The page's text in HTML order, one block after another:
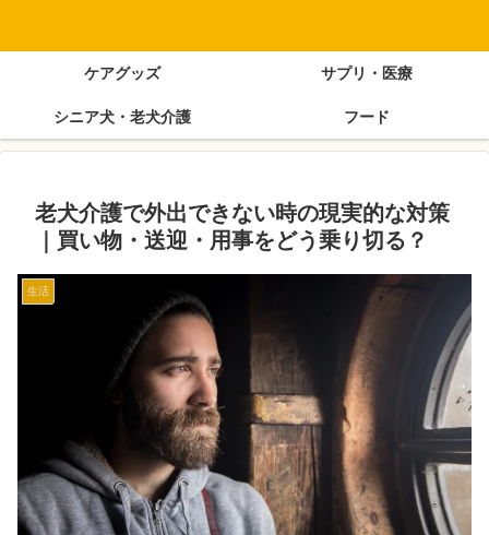
ケアグッズ サプリ・医療
シニア犬・老犬介護 フード
老犬介護で外出できない時の現実的な対策
｜買い物・送迎・用事をどう乗り切る？
生活